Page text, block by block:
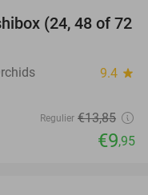
28%
(24, 48 of 72
9.4 star
Regulier €13,85
€9,95